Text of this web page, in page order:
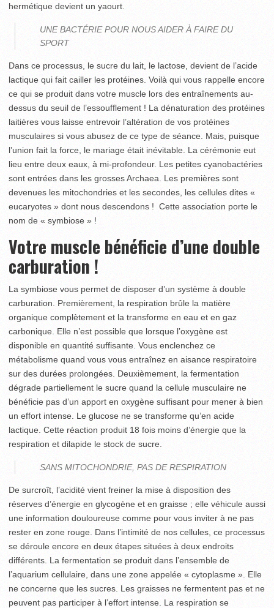
hermétique devient un yaourt.
UNE BACTÉRIE POUR NOUS AIDER À FAIRE DU
SPORT
Dans ce processus, le sucre du lait, le lactose, devient de l’acide
lactique qui fait cailler les protéines. Voilà qui vous rappelle encore
ce qui se produit dans votre muscle lors des entraînements au-
dessus du seuil de l’essoufflement ! La dénaturation des protéines
laitières vous laisse entrevoir l’altération de vos protéines
musculaires si vous abusez de ce type de séance. Mais, puisque
l’union fait la force, le mariage était inévitable. La cérémonie eut
lieu entre deux eaux, à mi-profondeur. Les petites cyanobactéries
sont entrées dans les grosses Archaea. Les premières sont
devenues les mitochondries et les secondes, les cellules dites «
eucaryotes » dont nous descendons ! Cette association porte le
nom de « symbiose » !
Votre muscle bénéficie d’une double
carburation !
La symbiose vous permet de disposer d’un système à double
carburation. Premièrement, la respiration brûle la matière
organique complètement et la transforme en eau et en gaz
carbonique. Elle n’est possible que lorsque l’oxygène est
disponible en quantité suffisante. Vous enclenchez ce
métabolisme quand vous vous entraînez en aisance respiratoire
sur des durées prolongées. Deuxièmement, la fermentation
dégrade partiellement le sucre quand la cellule musculaire ne
bénéficie pas d’un apport en oxygène suffisant pour mener à bien
un effort intense. Le glucose ne se transforme qu’en acide
lactique. Cette réaction produit 18 fois moins d’énergie que la
respiration et dilapide le stock de sucre.
SANS MITOCHONDRIE, PAS DE RESPIRATION
De surcroît, l’acidité vient freiner la mise à disposition des
réserves d’énergie en glycogène et en graisse ; elle véhicule aussi
une information douloureuse comme pour vous inviter à ne pas
rester en zone rouge. Dans l’intimité de nos cellules, ce processus
se déroule encore en deux étapes situées à deux endroits
différents. La fermentation se produit dans l’ensemble de
l’aquarium cellulaire, dans une zone appelée « cytoplasme ». Elle
ne concerne que les sucres. Les graisses ne fermentent pas et ne
peuvent pas participer à l’effort intense. La respiration se